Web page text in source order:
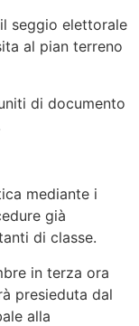
seggio elettorale
al pian terreno
di documento
mediante i
già
di classe.
in terza ora
presieduta dal
alla